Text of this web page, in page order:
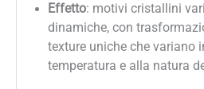
Effetto: motivi cristallini
dinamiche, con
texture uniche che variano
temperatura e alla natura